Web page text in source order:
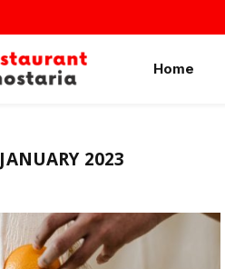
Home
JANUARY 2023